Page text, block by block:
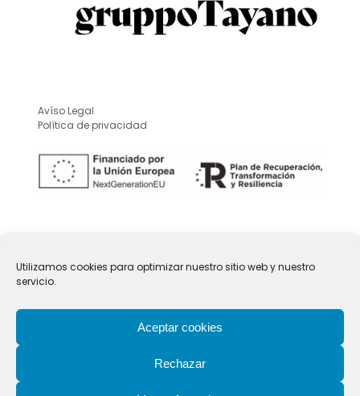
Utilizamos cookies para optimizar nuestro sitio web y nuestro
servicio.
Aceptar cookies
Rechazar
Avíso Legal
Política de privacidad
VilaTeixidó · GruppoTayano